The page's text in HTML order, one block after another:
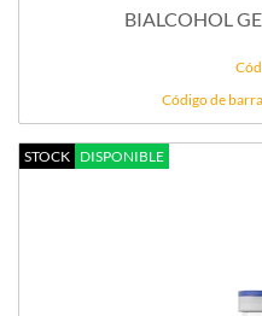
BIALCOHOL
Código de
STOCK DISPONIBLE